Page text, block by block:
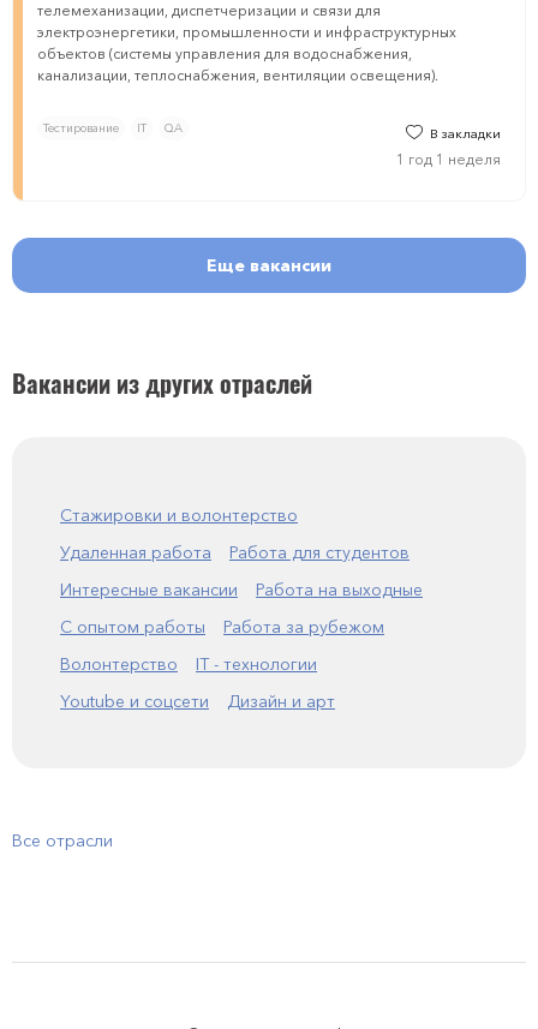
телемеханизации, диспетчеризации и связи для
электроэнергетики, промышленности и инфраструктурных
объектов (системы управления для водоснабжения,
канализации, теплоснабжения, вентиляции освещения).
Тестирование IT QA В закладки
1 год 1 неделя
Еще вакансии
Вакансии из других отраслей
Стажировки и волонтерство
Удаленная работа
Работа для студентов
Интересные вакансии
Работа на выходные
С опытом работы
Работа за рубежом
Волонтерство
IT - технологии
Youtube и соцсети
Дизайн и арт
Все отрасли